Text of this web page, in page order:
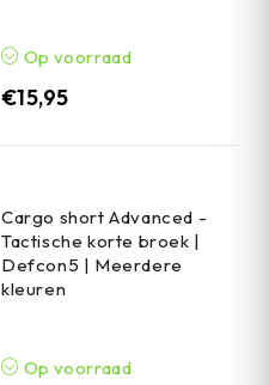
Op voorraad
€15,95
Cargo short Advanced -
Tactische korte broek |
Defcon5 | Meerdere
kleuren
Op voorraad